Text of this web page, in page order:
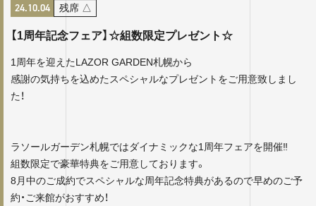
24.10.04 残席 △
【1周年記念フェア】☆組数限定プレゼント☆
1周年を迎えたLAZOR GARDEN札幌から
感謝の気持ちを込めたスペシャルなプレゼントをご用意致しまし
た！
ラソールガーデン札幌ではダイナミックな1周年フェアを開催‼
組数限定で豪華特典をご用意しております。
8月中のご成約でスペシャルな周年記念特典があるので早めのご予
約・ご来館がおすすめ！